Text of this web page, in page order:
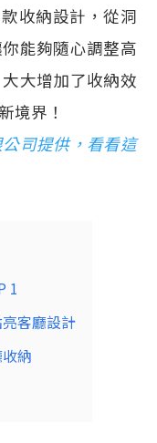
收納設計，從洞
能夠隨心調整高
大增加了收納效
境界！
司提供，看看這
1
客廳設計
納